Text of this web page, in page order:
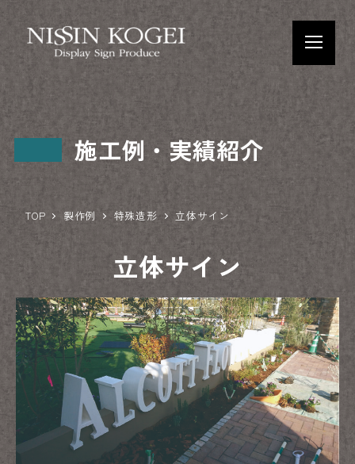
施工例・実績紹介
TOP 製作例 特殊造形 立体サイン
立体サイン